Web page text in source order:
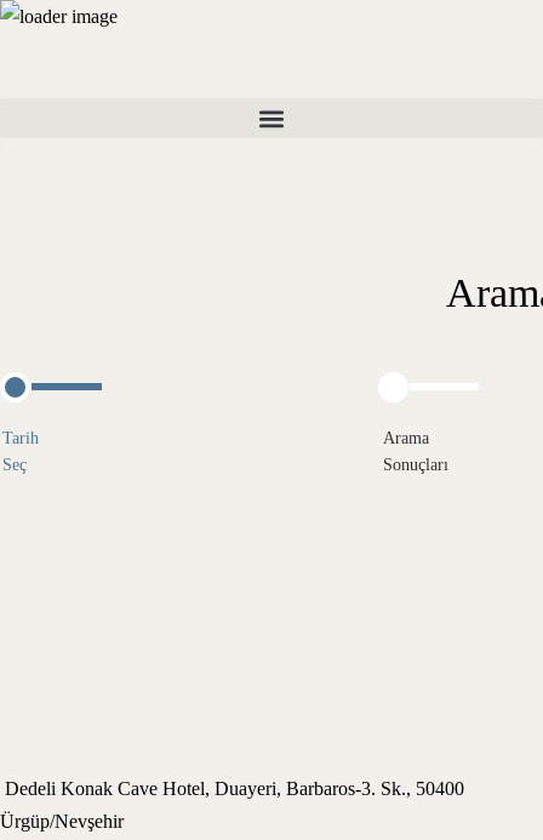
Dedeli Konak Cave Hotel, Duayeri, Barbaros-3. Sk., 50400
Ürgüp/Nevşehir